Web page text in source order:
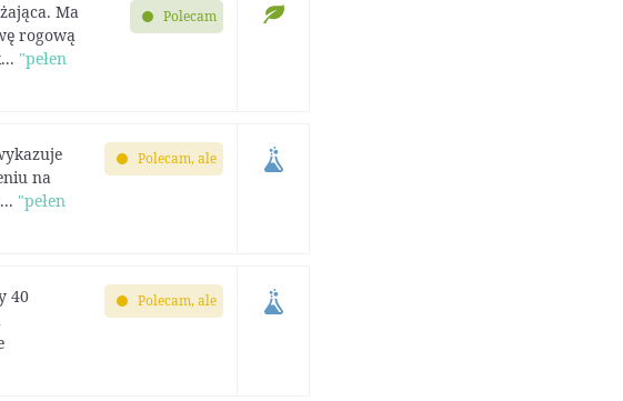
Ma
rogową
"pełen
Polecam
na
"pełen
Polecam, ale
40
Polecam, ale